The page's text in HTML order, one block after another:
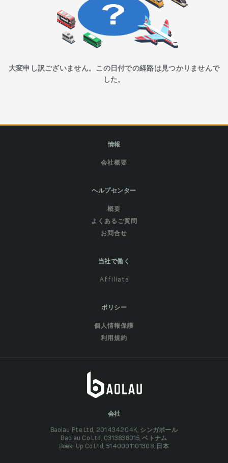
大変申し訳ございません。この日付での経路は見つかりませんで
した。
情報
会社概要
ヘルプセンター
概要
よくあるご質問
お問合せ
当社で働く
Affiliate
ポリシー
個人情報保護
利用規約
会社
Baolau Pte Ltd, 201434204K, シンガポール
Baolau Co Ltd, 0313838015, ベトナム
Boeki Up Co Ltd, 5140001101308, 日本